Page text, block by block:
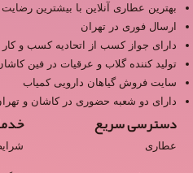
بهترین عطاری آنلاین با بیشترین
ارسال فوری در تهران
دارای جواز کسب از اتحادیه کسب و
تولید کننده گلاب و عرقیات در فین
سایت فروش گیاهان دارویی کمیاب
دارای دو شعبه حضوری در کاشان و
دسترسی سریع
عطاری